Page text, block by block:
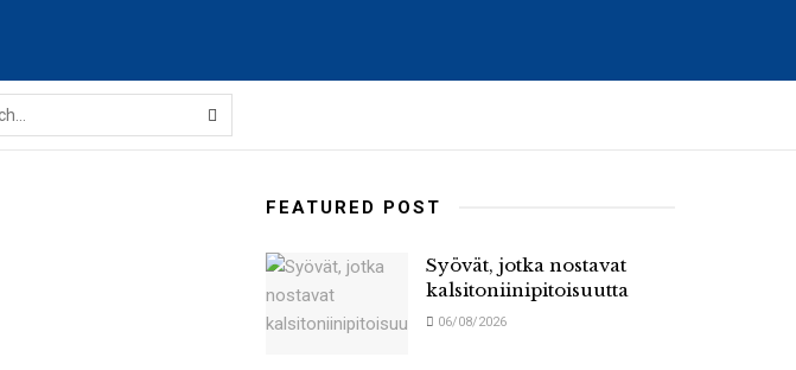
FEATURED POST
Syövät, jotka nostavat
kalsitoniinipitoisuutta
06/08/2026